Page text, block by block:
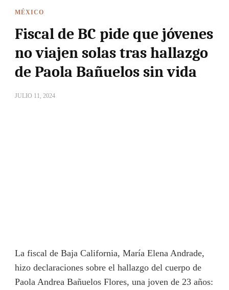
MÉXICO
Fiscal de BC pide que jóvenes
no viajen solas tras hallazgo
de Paola Bañuelos sin vida
JULIO 11, 2024
La fiscal de Baja California, María Elena Andrade,
hizo declaraciones sobre el hallazgo del cuerpo de
Paola Andrea Bañuelos Flores, una joven de 23 años: